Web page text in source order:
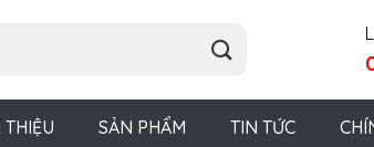
THIỆU SẢN PHẨM TIN TỨC